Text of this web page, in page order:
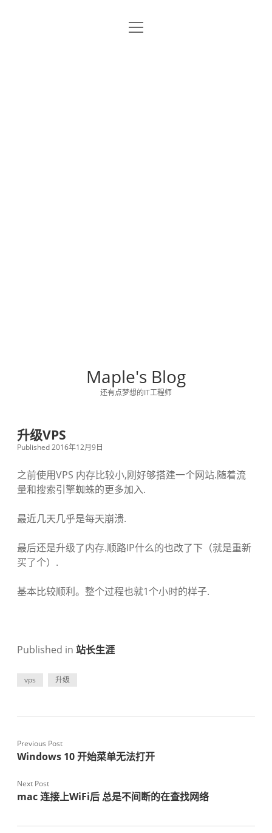
关于博主
o
Maple's Blog
还有点梦想的IT工程师
升级VPS
Published 2016年12月9日
之前使用VPS 内存比较小,刚好够搭建一个网站.随着流
量和搜索引擎蜘蛛的更多加入.
最近几天几乎是每天崩溃.
最后还是升级了内存.顺路IP什么的也改了下（就是重新
买了个）.
基本比较顺利。整个过程也就1个小时的样子.
Published in 站长生涯
vps 升级
Previous Post
Windows 10 开始菜单无法打开
Next Post
mac 连接上WiFi后 总是不间断的在查找网络